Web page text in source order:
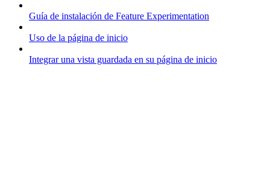
Guía de instalación de Feature Experimentation
Uso de la página de inicio
Integrar una vista guardada en su página de inicio